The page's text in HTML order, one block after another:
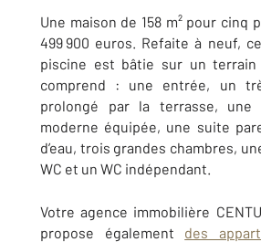
Une maison de 158 m² pour cinq
499 900 euros. Refaite à neuf,
piscine est bâtie sur un terrain
comprend : une entrée, un
prolongé par la terrasse, une
moderne équipée, une suite
d’eau, trois grandes chambres,
WC et un WC indépendant.
Votre agence immobilière
propose également des